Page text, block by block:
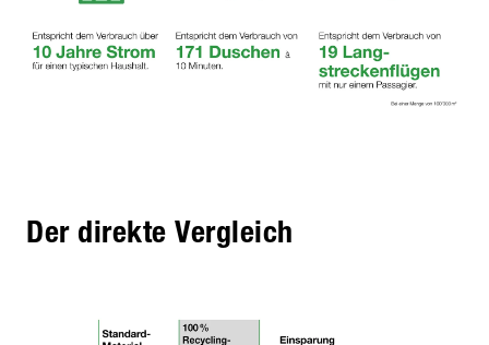
Der direkte Vergleich